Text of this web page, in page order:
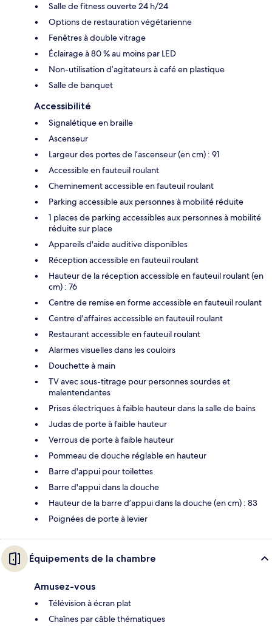
Salle de fitness ouverte 24 h/24
Options de restauration végétarienne
Fenêtres à double vitrage
Éclairage à 80 % au moins par LED
Non-utilisation d’agitateurs à café en plastique
Salle de banquet
Accessibilité
Signalétique en braille
Ascenseur
Largeur des portes de l’ascenseur (en cm) : 91
Accessible en fauteuil roulant
Cheminement accessible en fauteuil roulant
Parking accessible aux personnes à mobilité réduite
1 places de parking accessibles aux personnes à mobilité
réduite sur place
Appareils d'aide auditive disponibles
Réception accessible en fauteuil roulant
Hauteur de la réception accessible en fauteuil roulant (en
cm) : 76
Centre de remise en forme accessible en fauteuil roulant
Centre d'affaires accessible en fauteuil roulant
Restaurant accessible en fauteuil roulant
Alarmes visuelles dans les couloirs
Douchette à main
TV avec sous-titrage pour personnes sourdes et
malentendantes
Prises électriques à faible hauteur dans la salle de bains
Judas de porte à faible hauteur
Verrous de porte à faible hauteur
Pommeau de douche réglable en hauteur
Barre d'appui pour toilettes
Barre d'appui dans la douche
Hauteur de la barre d’appui dans la douche (en cm) : 83
Poignées de porte à levier
Équipements de la chambre
Amusez-vous
Télévision à écran plat
Chaînes par câble thématiques